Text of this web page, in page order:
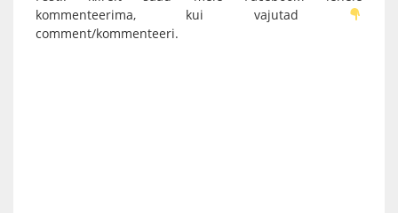
kommenteerima, kui vajutad
comment/kommenteeri.